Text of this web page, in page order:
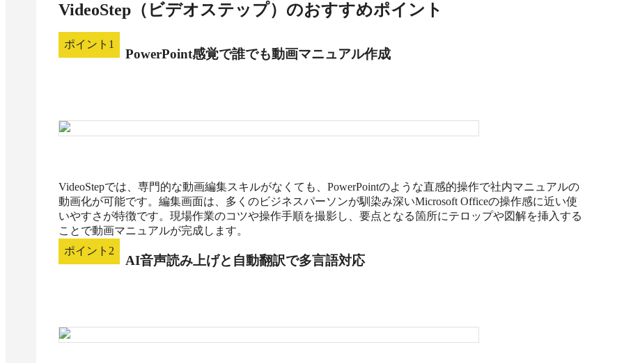
VideoStep（ビデオステップ） のおすすめポイント
ポイント 1
PowerPoint感覚で誰でも動画マニュアル作成
VideoStepでは、専門的な動画編集スキルがなくても、PowerPointのような直感的操作で社内マニュアルの
動画化が可能です。編集画面は、多くのビジネスパーソンが馴染み深いMicrosoft Officeの操作感に近い使
いやすさが特徴です。現場作業のコツや操作手順を撮影し、要点となる箇所にテロップや図解を挿入する
ことで動画マニュアルが完成します。
ポイント 2
AI音声読み上げと自動翻訳で多言語対応